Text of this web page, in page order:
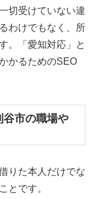
切受けていない違
わけでもなく、所
。「愛知対応」と
かるためのSEO
谷市の職場や
りた本人だけでな
とです。